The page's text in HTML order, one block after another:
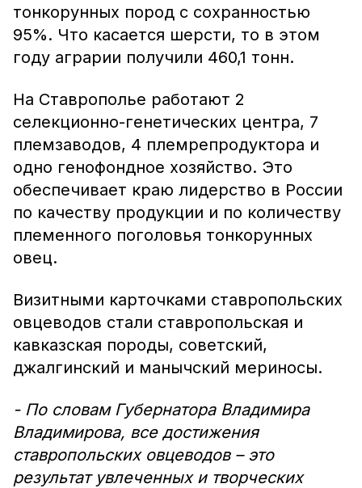
тонкорунных пород с сохранностью
95%. Что касается шерсти, то в этом
году аграрии получили 460,1 тонн.
На Ставрополье работают 2
селекционно-генетических центра, 7
племзаводов, 4 племрепродуктора и
одно генофондное хозяйство. Это
обеспечивает краю лидерство в России
по качеству продукции и по количеству
племенного поголовья тонкорунных
овец.
Визитными карточками ставропольских
овцеводов стали ставропольская и
кавказская породы, советский,
джалгинский и манычский мериносы.
- По словам Губернатора Владимира
Владимирова, все достижения
ставропольских овцеводов – это
результат увлеченных и творческих